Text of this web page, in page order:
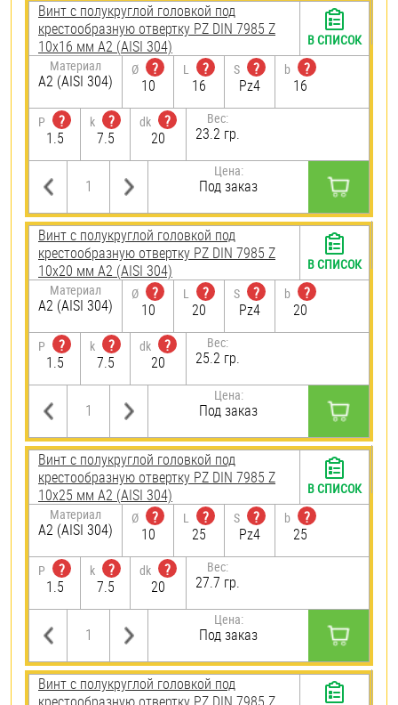
Винт с полукруглой головкой под
крестообразную отвертку PZ DIN 7985 Z
10х16 мм А2 (AISI 304)
Материал
А2 (AISI 304)
Ø
?
10
L
?
16
S
?
Pz4
b
?
16
P
?
1.5
k
?
7.5
dk
?
20
Вес:
23.2 гр.
Цена:
Под заказ
В СПИСОК
Винт с полукруглой головкой под
крестообразную отвертку PZ DIN 7985 Z
10х20 мм А2 (AISI 304)
Материал
А2 (AISI 304)
Ø
?
10
L
?
20
S
?
Pz4
b
?
20
P
?
1.5
k
?
7.5
dk
?
20
Вес:
25.2 гр.
Цена:
Под заказ
В СПИСОК
Винт с полукруглой головкой под
крестообразную отвертку PZ DIN 7985 Z
10х25 мм А2 (AISI 304)
Материал
А2 (AISI 304)
Ø
?
10
L
?
25
S
?
Pz4
b
?
25
P
?
1.5
k
?
7.5
dk
?
20
Вес:
27.7 гр.
Цена:
Под заказ
В СПИСОК
Винт с полукруглой головкой под